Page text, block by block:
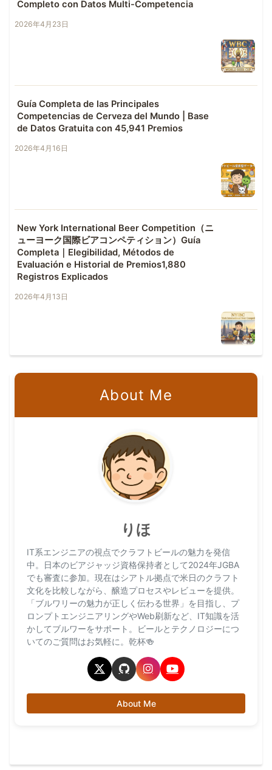
Completo con Datos Multi-Competencia
2026年4月23日
Guía Completa de las Principales
Competencias de Cerveza del Mundo | Base
de Datos Gratuita con 45,941 Premios
2026年4月16日
New York International Beer Competition（ニ
ューヨーク国際ビアコンペティション）Guía
Completa｜Elegibilidad, Métodos de
Evaluación e Historial de Premios1,880
Registros Explicados
2026年4月13日
About Me
りほ
IT系エンジニアの視点でクラフトビールの魅力を発信
中。日本のビアジャッジ資格保持者として2024年JGBA
でも審査に参加。現在はシアトル拠点で米日のクラフト
文化を比較しながら、醸造プロセスやレビューを提供。
「ブルワリーの魅力が正しく伝わる世界」を目指し、プ
ロンプトエンジニアリングやWeb刷新など、IT知識を活
かしてブルワーをサポート。ビールとテクノロジーにつ
いてのご質問はお気軽に。乾杯🍻
About Me